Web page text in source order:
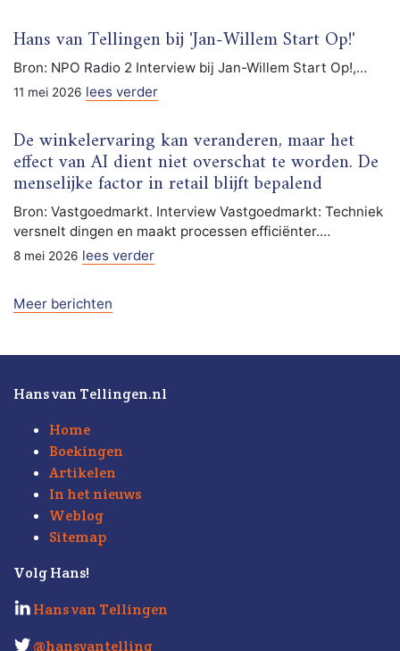
Hans van Tellingen bij 'Jan-Willem Start Op!'
Bron: NPO Radio 2 Interview bij Jan-Willem Start Op!,…
11 mei 2026 lees verder
De winkelervaring kan veranderen, maar het
effect van AI dient niet overschat te worden. De
menselijke factor in retail blijft bepalend
Bron: Vastgoedmarkt. Interview Vastgoedmarkt: Techniek
versnelt dingen en maakt processen efficiënter.…
8 mei 2026 lees verder
Meer berichten
Hans van Tellingen.nl
Home
Boekingen
Artikelen
In het nieuws
Weblog
Sitemap
Volg Hans!
Hans van Tellingen
@hansvantelling